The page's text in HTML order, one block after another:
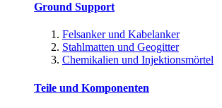
Ground Support
Felsanker und Kabelanker
Stahlmatten und Geogitter
Chemikalien und Injektionsmörtel
Teile und Komponenten